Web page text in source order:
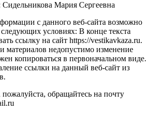
Сидельникова Мария Сергеевна
с данного веб-сайта возможно
условиях: В конце текста
ссылку на сайт https://vestikavkaza.ru.
материалов недопустимо изменение
копироваться в первоначальном виде.
ссылки на данный веб-сайт из
обращайтесь на почту